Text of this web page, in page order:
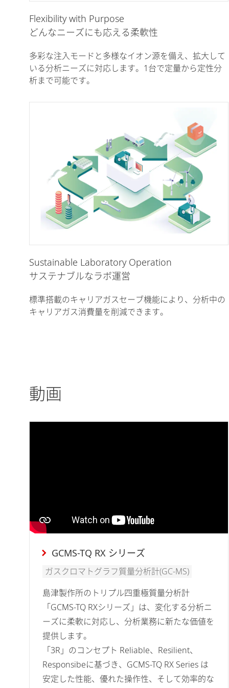
Flexibility with Purpose
どんなニーズにも応える柔軟性
多彩な注入モードと多様なイオン源を備え、拡大して
いる分析ニーズに対応します。1台で定量から定性分
析まで可能です。
Sustainable Laboratory Operation
サステナブルなラボ運営
標準搭載のキャリアガスセーブ機能により、分析中の
キャリアガス消費量を削減できます。
動画
GCMS-TQ RX シリーズ
ガスクロマトグラフ質量分析計(GC-MS)
島津製作所のトリプル四重極質量分析計
「GCMS-TQ RXシリーズ」は、変化する分析ニ
ーズに柔軟に対応し、分析業務に新たな価値を
提供します。
「3R」のコンセプト Reliable、Resilient、
Responsibeに基づき、GCMS-TQ RX Series は
安定した性能、優れた操作性、そして効率的な